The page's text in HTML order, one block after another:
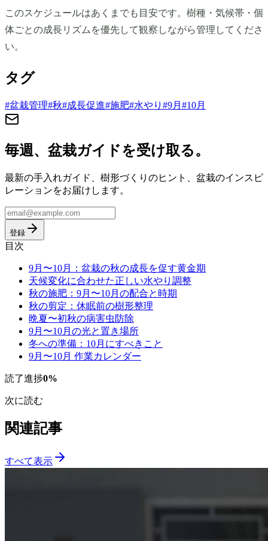
このスケジュールはあくまでも目安です。樹種・気候帯・個
体ごとの成長リズムを優先して観察しながら管理してくださ
い。
タグ
#盆栽管理#秋#成長促進#施肥#水やり #9月 #10月
毎週、盆栽ガイドを受け取る。
最新の手入れガイド、樹形づくりのヒント、盆栽のインスピ
レーションをお届けします。
登録
目次
9月〜10月：盆栽の秋の成長を促す黄金期
天候変化に合わせた正しい水やり調整
秋の施肥：9月〜10月の配合と時期
秋の剪定：休眠前の樹形整理
晩夏〜初秋の病害虫防除
9月〜10月の光と置き場所
冬への準備：10月にすべきこと
9月〜10月 作業カレンダー
読了進捗0%
次に読む
関連記事
すべて表示